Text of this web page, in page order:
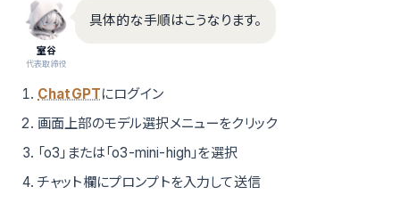
室谷
代表取締役
具体的な手順はこうなります。
ChatGPTにログイン
画面上部のモデル選択メニューをクリック
「o3」または「o3-mini-high」を選択
チャット欄にプロンプトを入力して送信